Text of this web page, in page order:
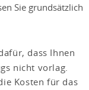
Sie grundsätzlich
dass Ihnen
nicht vorlag.
Kosten für das